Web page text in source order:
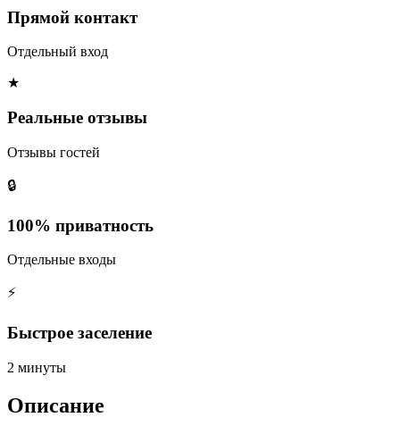
Прямой контакт
Отдельный вход
★
Реальные отзывы
Отзывы гостей
🔒
100% приватность
Отдельные входы
⚡
Быстрое заселение
2 минуты
Описание